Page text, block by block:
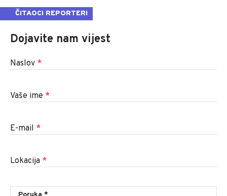
ČITAOCI REPORTERI
Dojavite nam vijest
Naslov *
Vaše ime *
E-mail *
Lokacija *